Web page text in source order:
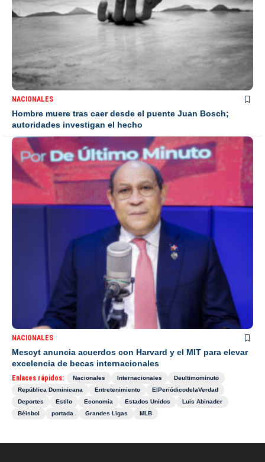
NACIONALES
Hombre muere tras caer desde el puente Juan Bosch;
autoridades investigan el hecho
NACIONALES
Mescyt anuncia acuerdos con Harvard y el MIT para elevar
excelencia de becas internacionales
Enlaces rápidos: Nacionales Internacionales
Deultimominuto
República Dominicana
Entretenimiento
ElPeriódicodelaVerdad
Deportes
Estilo Economía Estados Unidos
Luis Abinader
Béisbol
portada Grandes Ligas MLB